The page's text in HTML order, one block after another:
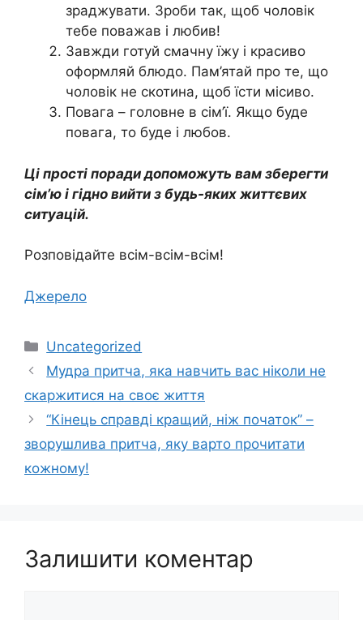
зраджувати. Зроби так, щоб чоловік
тебе поважав і любив!
Завжди готуй смачну їжу і красиво
оформляй блюдо. Пам’ятай про те, що
чоловік не скотина, щоб їсти місиво.
Повага – головне в сім’ї. Якщо буде
повага, то буде і любов.
Ці прості поради допоможуть вам зберегти
сім’ю і гідно вийти з будь-яких життєвих
ситуацій.
Розповідайте всім-всім-всім!
Джерело
Категорії
Uncategorized
Мудра притча, яка навчить вас ніколи не
скаржитися на своє життя
“Кінець справді кращий, ніж початок” –
зворушлива притча, яку варто прочитати
кожному!
Залишити коментар